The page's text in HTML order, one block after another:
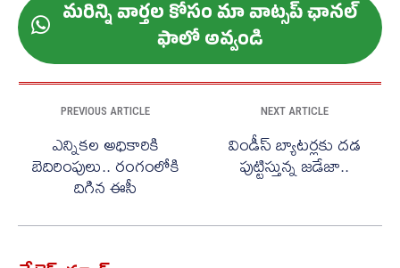
మ‌రిన్ని వార్త‌ల కోసం మా వాట్స‌ప్ ఛాన‌ల్
ఫాలో అవ్వండి
PREVIOUS ARTICLE
ఎన్నికల అధికారికి
బెదిరింపులు.. రంగంలోకి
దిగిన ఈసీ
NEXT ARTICLE
విండీస్ బ్యాటర్లకు దడ
పుట్టిస్తున్న జడేజా..